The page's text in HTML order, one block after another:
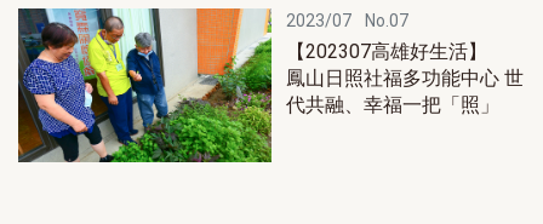
2023/07 No.07
【202307高雄好生活】
鳳山日照社福多功能中心 世
代共融、幸福一把「照」